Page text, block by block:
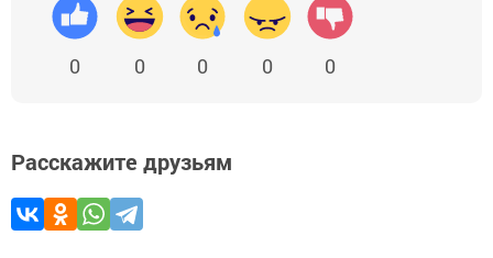
0 0 0 0 0
Расскажите друзьям